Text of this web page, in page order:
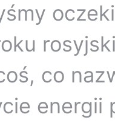
co
energii